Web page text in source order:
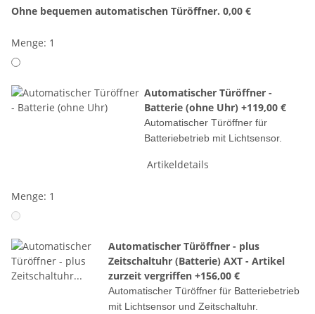
Ohne bequemen automatischen Türöffner. 0,00 €
Menge: 1
Automatischer Türöffner -
Batterie (ohne Uhr) +119,00 €
Automatischer Türöffner für
Batteriebetrieb mit Lichtsensor.
Artikeldetails
Menge: 1
Automatischer Türöffner - plus
Zeitschaltuhr (Batterie) AXT - Artikel
zurzeit vergriffen+156,00 €
Automatischer Türöffner für Batteriebetrieb
mit Lichtsensor und Zeitschaltuhr.